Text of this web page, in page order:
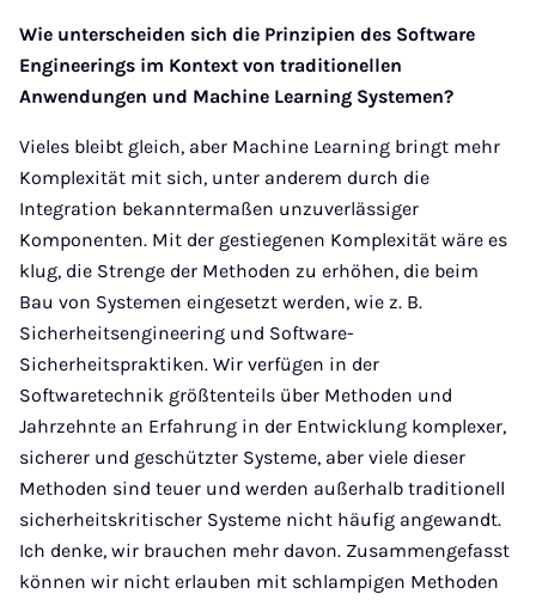
Wie unterscheiden sich die Prinzipien des Software
Engineerings im Kontext von traditionellen
Anwendungen und Machine Learning Systemen?
Vieles bleibt gleich, aber Machine Learning bringt mehr
Komplexität mit sich, unter anderem durch die
Integration bekanntermaßen unzuverlässiger
Komponenten. Mit der gestiegenen Komplexität wäre es
klug, die Strenge der Methoden zu erhöhen, die beim
Bau von Systemen eingesetzt werden, wie z. B.
Sicherheitsengineering und Software-
Sicherheitspraktiken. Wir verfügen in der
Softwaretechnik größtenteils über Methoden und
Jahrzehnte an Erfahrung in der Entwicklung komplexer,
sicherer und geschützter Systeme, aber viele dieser
Methoden sind teuer und werden außerhalb traditionell
sicherheitskritischer Systeme nicht häufig angewandt.
Ich denke, wir brauchen mehr davon. Zusammengefasst
können wir nicht erlauben mit schlampigen Methoden